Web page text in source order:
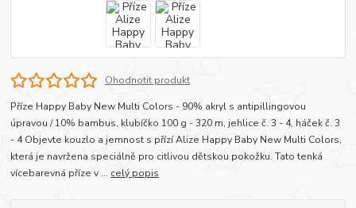
Ohodnotit produkt
Příze Happy Baby New Multi Colors - 90% akryl s antipillingovou
úpravou / 10% bambus, klubíčko 100 g - 320 m, jehlice č. 3 - 4, háček č. 3
- 4 Objevte kouzlo a jemnost s přízí Alize Happy Baby New Multi Colors,
která je navržena speciálně pro citlivou dětskou pokožku. Tato tenká
vícebarevná příze v ... celý popis